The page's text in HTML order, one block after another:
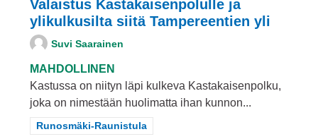
Valaistus Kastakaisenpolulle ja
ylikulkusilta siitä Tampereentien yli
Suvi Saarainen
MAHDOLLINEN
Kastussa on niityn läpi kulkeva Kastakaisenpolku,
joka on nimestään huolimatta ihan kunnon...
Rajaa tulokset teeman mukaan: Runosmäki-Raunistula
Runosmäki-Raunistula